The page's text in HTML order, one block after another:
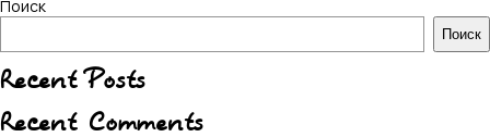
Поиск
Поиск
Recent Posts
Recent Comments